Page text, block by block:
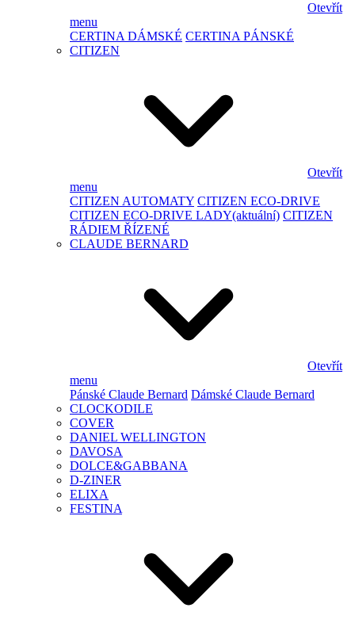
Otevřít
menu
CERTINA DÁMSKÉ CERTINA PÁNSKÉ
CITIZEN
Otevřít
menu
CITIZEN AUTOMATY CITIZEN ECO-DRIVE
CITIZEN ECO-DRIVE LADY(aktuální) CITIZEN
RÁDIEM ŘÍZENÉ
CLAUDE BERNARD
Otevřít
menu
Pánské Claude Bernard Dámské Claude Bernard
CLOCKODILE
COVER
DANIEL WELLINGTON
DAVOSA
DOLCE&GABBANA
D-ZINER
ELIXA
FESTINA